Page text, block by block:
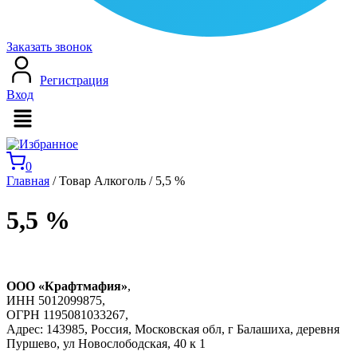
Заказать звонок
Вход
Регистрация
Меню
0
Главная / Товар Алкоголь / 5,5 %
5,5 %
ООО «Крафтмафия»,
ИНН 5012099875,
ОГРН 1195081033267,
Адрес: 143985, Россия, Московская обл, г Балашиха, деревня
Пуршево, ул Новослободская, 40 к 1